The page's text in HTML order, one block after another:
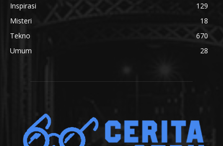
Inspirasi
129
Misteri
18
Tekno
670
Umum
28